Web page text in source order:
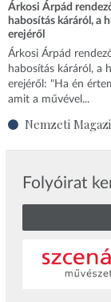
Árkosi Árpád
habosítás káráról, a
erejéről
Árkosi Árpád
habosítás káráról, a
erejéről: "Ha én
amit a művével...
Nemzeti
Folyóirat